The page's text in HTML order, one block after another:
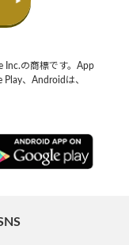
Inc.の商標です。App
、Androidは、